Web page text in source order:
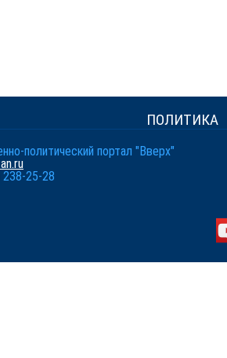
ПОЛИТИКА
политический портал "Вверх"
25-28